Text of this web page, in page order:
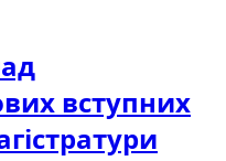
вступних